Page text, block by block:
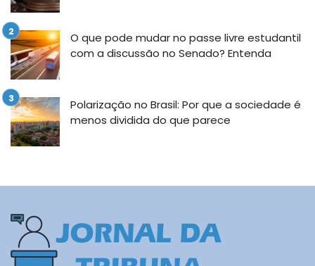
O que pode mudar no passe livre estudantil
com a discussão no Senado? Entenda
Polarização no Brasil: Por que a sociedade é
menos dividida do que parece